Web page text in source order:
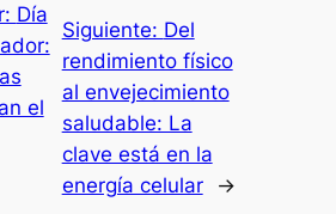
Día
el
Siguiente: Del
rendimiento físico
al envejecimiento
saludable: La
clave está en la
energía celular
→